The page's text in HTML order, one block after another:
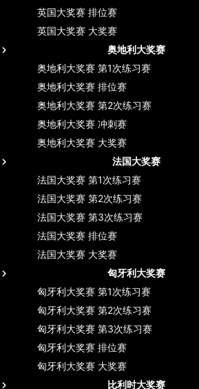
英国大奖赛 排位赛
英国大奖赛 大奖赛
奥地利大奖赛
奥地利大奖赛 第1次练习赛
奥地利大奖赛 排位赛
奥地利大奖赛 第2次练习赛
奥地利大奖赛 冲刺赛
奥地利大奖赛 大奖赛
法国大奖赛
法国大奖赛 第1次练习赛
法国大奖赛 第2次练习赛
法国大奖赛 第3次练习赛
法国大奖赛 排位赛
法国大奖赛 大奖赛
匈牙利大奖赛
匈牙利大奖赛 第1次练习赛
匈牙利大奖赛 第2次练习赛
匈牙利大奖赛 第3次练习赛
匈牙利大奖赛 排位赛
匈牙利大奖赛 大奖赛
比利时大奖赛